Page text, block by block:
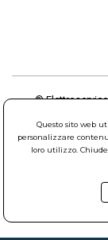
©
Partita Iva:
Sociale
Questo sito web
personalizzare
loro utilizzo.